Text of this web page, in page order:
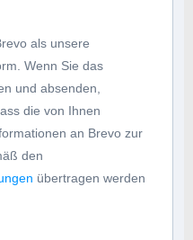
als unsere
Wenn Sie das
und absenden,
die von Ihnen
an Brevo zur
den
übertragen werden